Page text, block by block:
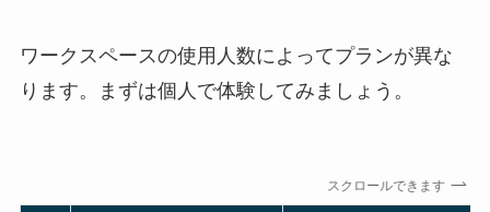
ワークスペースの使用人数によってプランが異な
ります。まずは個人で体験してみましょう。
スクロールできます